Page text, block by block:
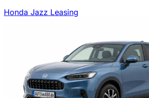
Honda Jazz Leasing